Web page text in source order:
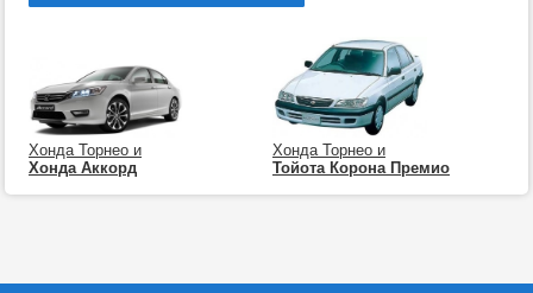
Хонда Торнео и
Хонда Аккорд
Хонда Торнео и
Тойота Корона Премио